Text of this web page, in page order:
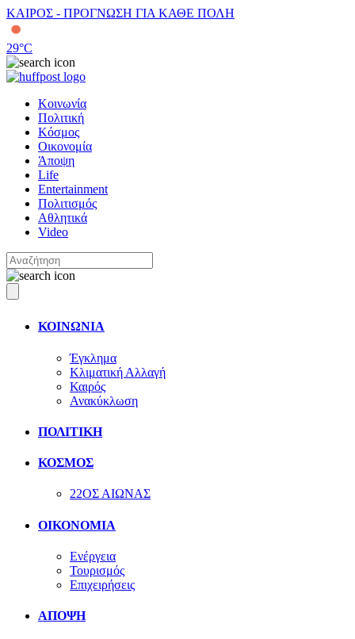
ΚΑΙΡΟΣ - ΠΡΟΓΝΩΣΗ ΓΙΑ ΚΑΘΕ ΠΟΛΗ
29°C
Κοινωνία
Πολιτική
Κόσμος
Οικονομία
Άποψη
Life
Entertainment
Πολιτισμός
Αθλητικά
Video
ΚΟΙΝΩΝΙΑ
Έγκλημα
Κλιματική Αλλαγή
Καιρός
Ανακύκλωση
ΠΟΛΙΤΙΚΗ
ΚΟΣΜΟΣ
22ΟΣ ΑΙΩΝΑΣ
ΟΙΚΟΝΟΜΙΑ
Ενέργεια
Τουρισμός
Επιχειρήσεις
ΑΠΟΨΗ